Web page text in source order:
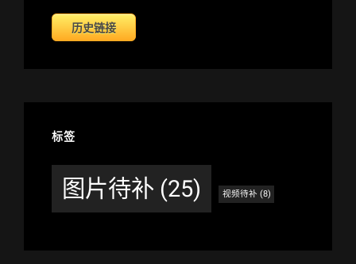
历史链接
标签
图片待补(25) 视频待补 (8)